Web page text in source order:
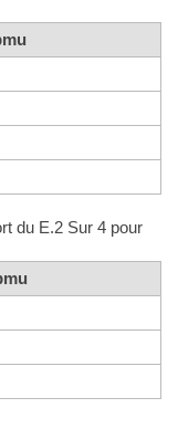
du E.2 Sur 4 pour